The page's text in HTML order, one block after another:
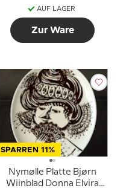
AUF LAGER
Zur Ware
SPARREN 11%
Nymølle Platte Bjørn
Wiinblad Donna Elvira